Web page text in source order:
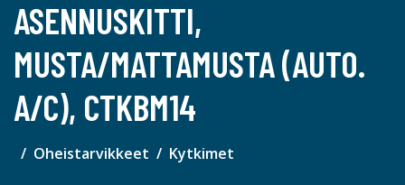
ASENNUSKITTI,
MUSTA/MATTAMUSTA (AUTO.
A/C), CTKBM14
Oheistarvikkeet Kytkimet